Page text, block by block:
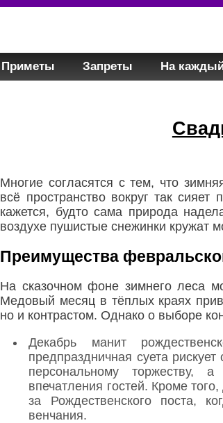
Приметы Запреты На
Многие согласятся с тем, что
всё пространство вокруг так сияет
кажется, будто сама природа
воздухе пушистые снежинки кружат
Преимущества
На сказочном фоне зимнего леса
Медовый месяц в тёплых краях
но и контрастом. Однако о выборе
Декабрь манит
предпраздничная суета
персональному торжеству,
впечатления гостей. Кроме
за Рождественского поста,
венчания.